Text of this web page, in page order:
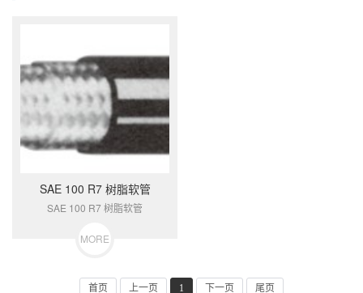
头
_
无
SAE 100 R7 树脂软管
SAE 100 R7 树脂软管
MORE
首页 上一页 1 下一页 尾页